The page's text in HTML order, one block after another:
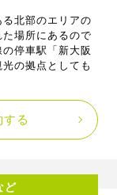
北部のエリアの
場所にあるので
停車駅「新大阪
の拠点としても
る
ど